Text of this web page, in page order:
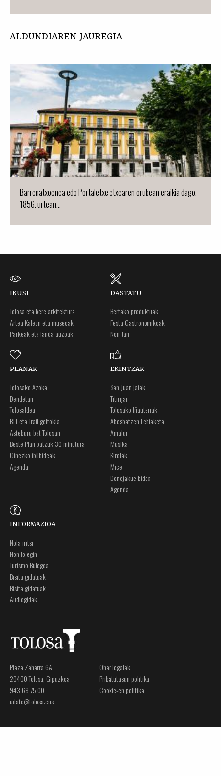
ALDUNDIAREN JAUREGIA
Barrenatxoenea edo Portaletxe etxearen orubean eraikia dago.
1856. urtean...
IKUSI
Tolosa eta bere arkitektura
Artea Kalean eta museoak
Parkeak eta landa auzoak
DASTATU
Bertako produktuak
Festa Gastronomikoak
Non Jan
PLANAK
Tolosako Azoka
Dendetan
Tolosaldea
BTT eta Trail geltokia
Asteburu bat Tolosan
Beste Plan batzuk 30 minutura
Oinezko ibilbideak
Agenda
EKINTZAK
San Juan jaiak
Titirijai
Tolosako Iñauteriak
Abesbatzen Lehiaketa
Amalur
Musika
Kirolak
Mice
Donejakue bidea
Agenda
INFORMAZIOA
Nola iritsi
Non lo egin
Turismo Bulegoa
Bisita gidatuak
Bisita gidatuak
Audiogidak
Plaza Zaharra 6A
20400 Tolosa, Gipuzkoa
943 69 75 00
udate@tolosa.eus
Ohar legalak
Pribatutasun politika
Cookie-en politika